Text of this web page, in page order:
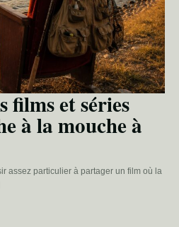
films et séries
à la mouche à
assez particulier à partager un film où la